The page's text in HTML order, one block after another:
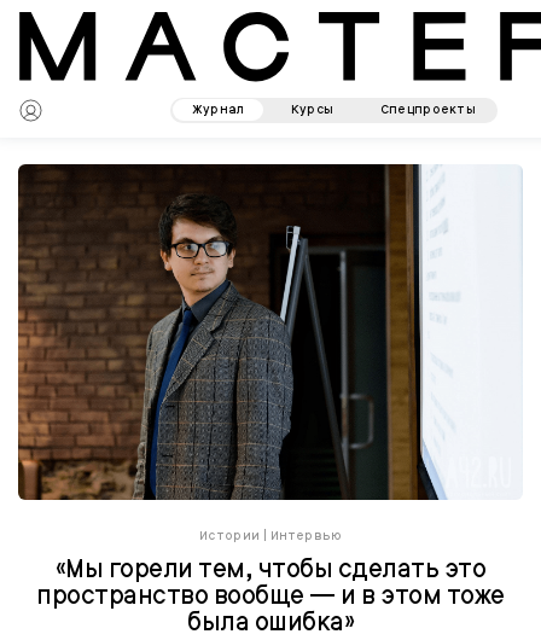
Журнал Курсы Спецпроекты
Истории Интервью
«Мы горели тем, чтобы сделать это
пространство вообще — и в этом тоже
была ошибка»